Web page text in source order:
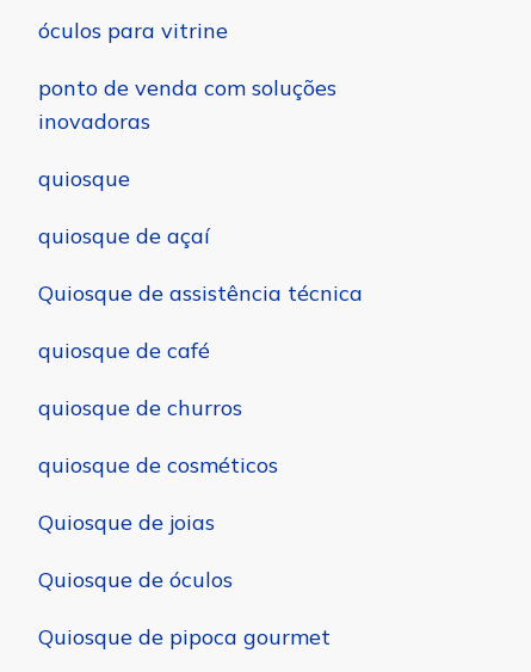
óculos para vitrine
ponto de venda com soluções
inovadoras
quiosque
quiosque de açaí
Quiosque de assistência técnica
quiosque de café
quiosque de churros
quiosque de cosméticos
Quiosque de joias
Quiosque de óculos
Quiosque de pipoca gourmet